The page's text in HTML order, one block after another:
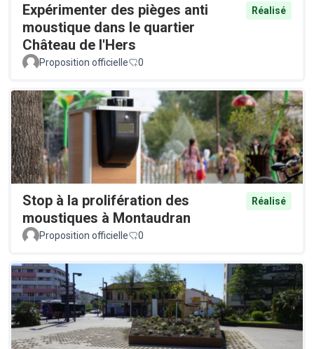
Expérimenter des pièges anti
moustique dans le quartier
Château de l'Hers
Réalisé
Proposition officielle 0
Stop à la prolifération des
moustiques à Montaudran
Réalisé
Proposition officielle 0